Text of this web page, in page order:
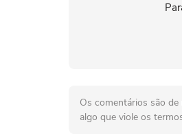
Os comentários são
algo que viole os